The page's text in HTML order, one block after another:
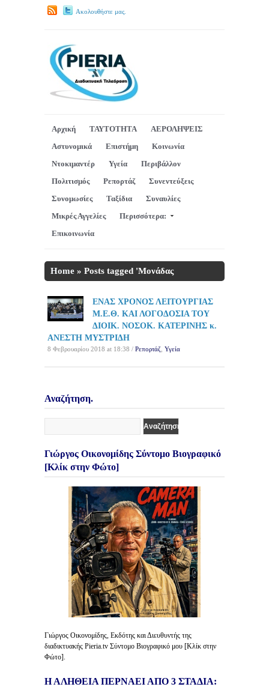
Ακολουθήστε μας.
Αρχική ΤΑΥΤΟΤΗΤΑ
ΑΕΡΟΛΗΨΕΙΣ
Αστυνομικά
Επιστήμη
Κοινωνία
Ντοκιμαντέρ
Υγεία
Περιβάλλον
Πολιτισμός
Ρεπορτάζ
Συνεντεύξεις
Συνομωσίες
Ταξίδια
Συναυλίες
Μικρές Αγγελίες
Περισσότερα:
Επικοινωνία
Home » Posts tagged 'Μονάδας
ΕΝΑΣ ΧΡΟΝΟΣ ΛΕΙΤΟΥΡΓΙΑΣ
Μ.Ε.Θ. ΚΑΙ ΛΟΓΟΔΟΣΙΑ ΤΟΥ
ΔΙΟΙΚ. ΝΟΣΟΚ. ΚΑΤΕΡΙΝΗΣ κ.
ΑΝΕΣΤΗ ΜΥΣΤΡΙΔΗ
8 Φεβρουαρίου 2018 at 18:38 / Ρεπορτάζ Υγεία
Αναζήτηση.
Γιώργος Οικονομίδης Σύντομο Βιογραφικό
[Κλίκ στην Φώτο]
Γιώργος Οικονομίδης, Εκδότης και Διευθυντής της
διαδικτυακής Pieria.tv Σύντομο Βιογραφικό μου [Κλίκ στην
Φώτο].
Η ΑΛΗΘΕΙΑ ΠΕΡΝΑΕΙ ΑΠΟ 3 ΣΤΑΔΙΑ: